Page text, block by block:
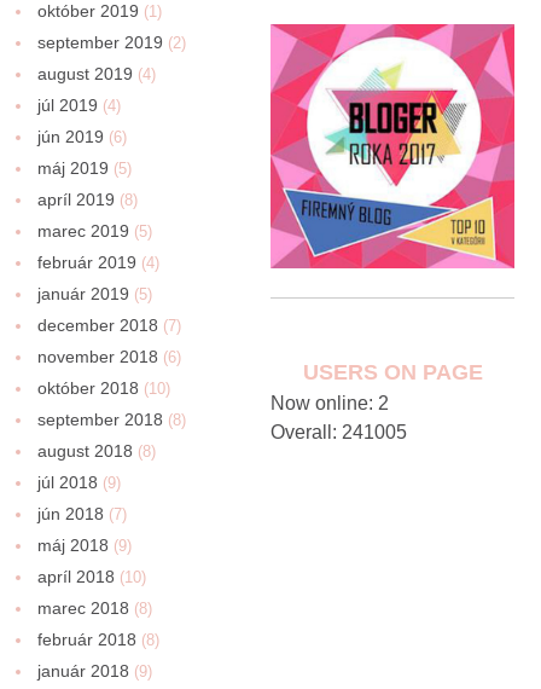
október 2019 (1)
september 2019 (2)
august 2019 (4)
júl 2019 (4)
jún 2019 (6)
máj 2019 (5)
apríl 2019 (8)
marec 2019 (5)
február 2019 (4)
január 2019 (5)
december 2018 (7)
november 2018 (6)
október 2018 (10)
september 2018 (8)
august 2018 (8)
júl 2018 (9)
jún 2018 (7)
máj 2018 (9)
apríl 2018 (10)
marec 2018 (8)
február 2018 (8)
január 2018 (9)
USERS ON PAGE
Now online: 2
Overall: 241005